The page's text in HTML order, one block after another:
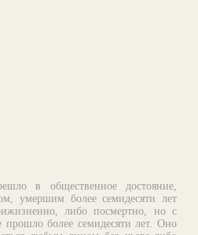
в общественное достояние,
умершим более семидесяти лет
либо посмертно, но с
более семидесяти лет. Оно